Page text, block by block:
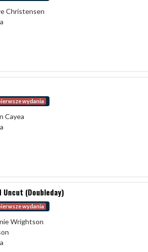
Christensen
wydania
Cayea
Uncut (Doubleday)
wydania
Wrightson